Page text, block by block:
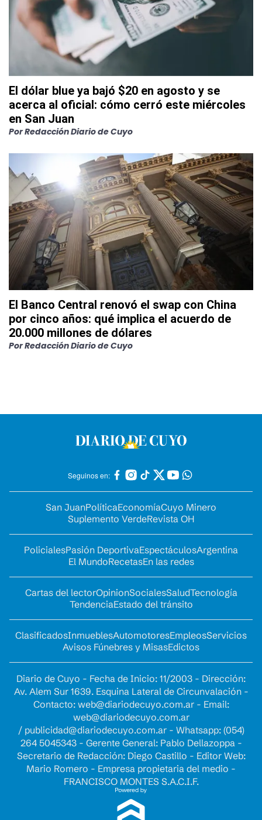
El dólar blue ya bajó $20 en agosto y se
acerca al oficial: cómo cerró este miércoles
en San Juan
PorRedacción Diario de Cuyo
El Banco Central renovó el swap con China
por cinco años: qué implica el acuerdo de
20.000 millones de dólares
PorRedacción Diario de Cuyo
Seguinos en:
San JuanPolíticaEconomíaCuyo Minero
Suplemento VerdeRevista OH
PolicialesPasión DeportivaEspectáculosArgentina
El MundoRecetasEn las redes
Cartas del lectorOpinionSocialesSaludTecnología
TendenciaEstado del tránsito
ClasificadosInmueblesAutomotoresEmpleosServicios
Avisos Fúnebres y MisasEdictos
Diario de Cuyo - Fecha de Inicio: 11/2003 - Dirección:
Av. Alem Sur 1639. Esquina Lateral de Circunvalación -
Contacto: web@diariodecuyo.com.ar- Email:
web@diariodecuyo.com.ar
/ publicidad@diariodecuyo.com.ar- Whatsapp: (054)
264 5045343 - Gerente General: Pablo Dellazoppa -
Secretario de Redacción: Diego Castillo - Editor Web:
Mario Romero - Empresa propietaria del medio -
FRANCISCO MONTES S.A.C.I.F.